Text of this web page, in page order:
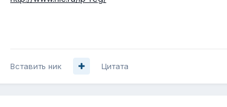
Вставить ник Цитата